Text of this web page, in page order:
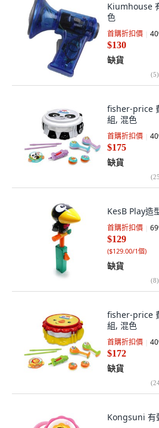
Kiumhouse
色
首購折扣價 40
$130
缺貨
(5)
fisher-price
組, 混色
首購折扣價 40
$175
缺貨
(25
KesB Play造
首購折扣價 69
$129
($129.00/1個)
缺貨
(8)
fisher-price
組, 混色
首購折扣價 40
$172
缺貨
(
Kongsuni 有